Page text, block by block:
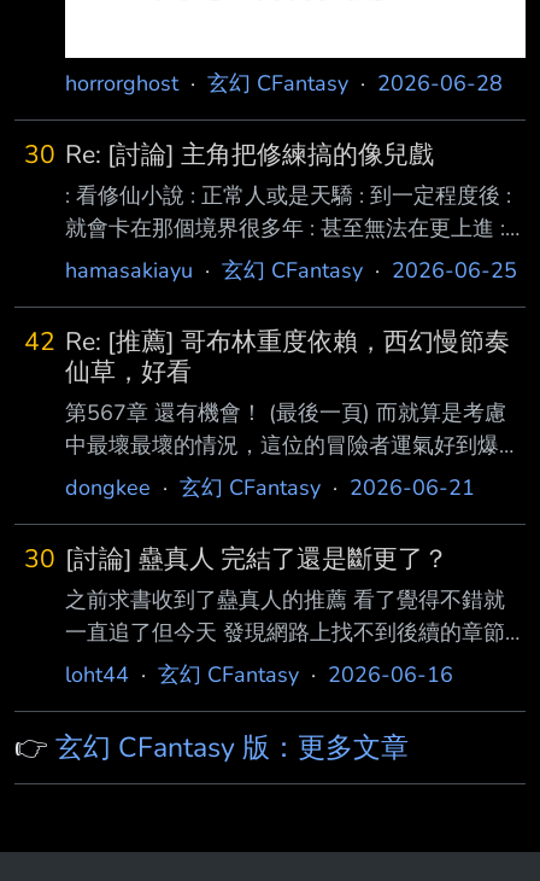
horrorghost· 玄幻 CFantasy · 2026-06-28
30 Re: [討論] 主角把修練搞的像兒戲
: 看修仙小說 : 正常人或是天驕 : 到一定程度後 :
就會卡在那個境界很多年 : 甚至無法在更上進 :
但是主角只是剛修練幾個月 : 大小境界隨便突破
突破 : 整個就變的相當兒戲 : 大家看會有這種兒
戲的感覺嗎 這個還可以用服務讀者的爽感來說
明 我比較會出戲的是換大地圖 然後之前看起來
是一派之長的境界 瞬間變雜魚就算了 甚至人均
金丹元嬰這種的 客棧的掌櫃是元嬰 然後客棧的
小二是金丹 但是前張地圖 門派的掌門是金丹 門
派的太上長老是元嬰 我就會很想知道
hamasakiayu · 玄幻 CFantasy · 2026-06-25
42 Re: [推薦] 哥布林重度依賴，西幻慢節奏
仙草，好看
第567章 還有機會！ (最後一頁) 而就算是考慮
中最壞最壞的情況，這位的冒險者運氣好到爆
炸，以比萬分之一還小的概率 ，真的附身在了
年，頂多處於青年龍階段。 「只要能夠達到五
次進化的階段，說不定……」 在心中不斷鼓舞著
自己，藻鱗沒有放棄希望。 畢竟眼下的他距離
五次進化只差臨門一腳，只要能夠再吸收哪怕一
點生命能量，他都將迎 來降臨到秘境之後的最
關鍵質變。 屆時，受限於正逐漸收縮的秘境邊
界，縱使真的有那麼一頭紅龍幼崽，也不得不脫
離其家 長的保護，與自己單獨作戰。 想到
dongkee · 玄幻 CFantasy · 2026-06-21
30 [討論] 蠱真人 完結了還是斷更了？
之前求書收到了蠱真人的推薦 看了覺得不錯就
一直追了但今天 發現網路上找不到後續的章節…
想請問這本是完結了嗎？還是已經腰斬了… --
loht44 · 玄幻 CFantasy · 2026-06-16
👉 玄幻 CFantasy 版：更多文章